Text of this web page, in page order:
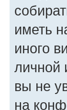
иметь
иного
личной
вы не
на